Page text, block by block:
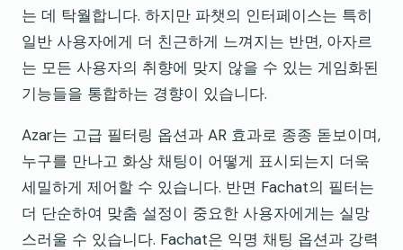
는 데 탁월합니다. 하지만 파챗의 인터페이스는 특히
일반 사용자에게 더 친근하게 느껴지는 반면, 아자르
는 모든 사용자의 취향에 맞지 않을 수 있는 게임화된
기능들을 통합하는 경향이 있습니다.
Azar는 고급 필터링 옵션과 AR 효과로 종종 돋보이며,
누구를 만나고 화상 채팅이 어떻게 표시되는지 더욱
세밀하게 제어할 수 있습니다. 반면 Fachat의 필터는
더 단순하여 맞춤 설정이 중요한 사용자에게는 실망
스러울 수 있습니다. Fachat은 익명 채팅 옵션과 강력